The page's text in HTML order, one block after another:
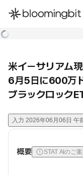
한국어
米イーサリアム現
6月5日に600万
ブラックロック
入力 2026年06月06日 午
概要 STAT AIのご